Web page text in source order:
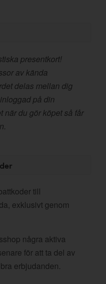
presentkort!
av kända
delas mellan dig
på din
när du gör köpet så får
till
exklusivt genom
några aktiva
för att ta del av
erbjudanden.